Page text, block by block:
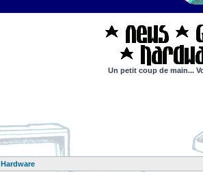
Un petit coup de main...
Hardware